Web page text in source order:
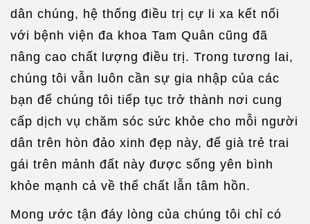
dân chúng, hệ thống điều trị cự li xa kết nối
với bệnh viện đa khoa Tam Quân cũng đã
nâng cao chất lượng điều trị. Trong tương lai,
chúng tôi vẫn luôn cần sự gia nhập của các
bạn để chúng tôi tiếp tục trở thành nơi cung
cấp dịch vụ chăm sóc sức khỏe cho mỗi người
dân trên hòn đảo xinh đẹp này, để già trẻ trai
gái trên mảnh đất này được sống yên bình
khỏe mạnh cả về thể chất lẫn tâm hồn.
Mong ước tận đáy lòng của chúng tôi chỉ có